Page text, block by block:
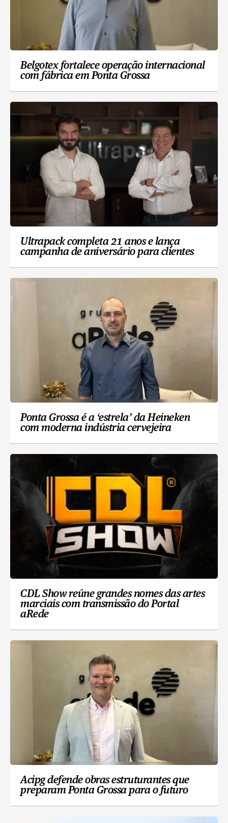
Belgotex fortalece operação internacional
com fábrica em Ponta Grossa
Ultrapack completa 21 anos e lança
campanha de aniversário para clientes
Ponta Grossa é a ‘estrela’ da Heineken
com moderna indústria cervejeira
CDL Show reúne grandes nomes das artes
marciais com transmissão do Portal
aRede
Acipg defende obras estruturantes que
preparam Ponta Grossa para o futuro